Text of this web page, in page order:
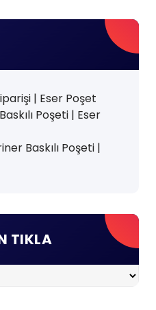
| Eser Poşet
Poşeti | Eser
Baskılı Poşeti |
TIKLA